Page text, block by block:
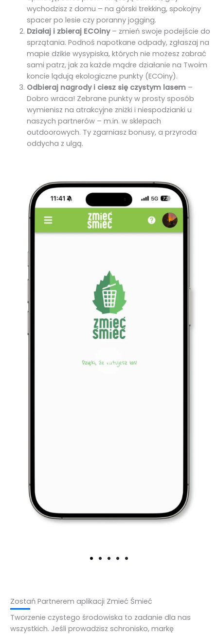
wychodzisz z domu – na górski trekking, spokojny
spacer po lesie czy poranny jogging.
Działaj i zbieraj ECOiny – zmień swoje podejście do
sprzątania. Podnoś napotkane odpady, zgłaszaj na
mapie dzikie wysypiska, których nie możesz zabrać
sami patrz, jak za każde mądre działanie na Twoim
koncie lądują ekologiczne punkty (ECOiny).
Odbieraj nagrody i ciesz się czystym lasem –
Dobro wraca! Zebrane punkty w prosty sposób
wymienisz na atrakcyjne zniżki i niespodzianki u
naszych partnerów – m.in. w sklepach
outdoorowych. Ty zgarniasz bonusy, a przyroda
oddycha z ulgą.
Zostań Partnerem aplikacji Zmieć Śmieć
Tworzenie czystego środowiska to zadanie dla nas
wszystkich. Jeśli prowadzisz schronisko, markę